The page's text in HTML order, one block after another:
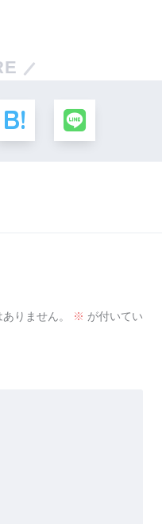
りません。 ※ が付いてい